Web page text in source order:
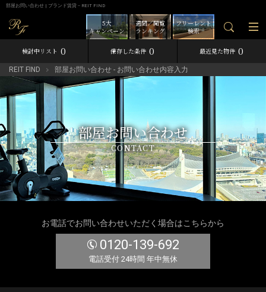
部屋お問い合わせ | ブランド賃貸－REIT FIND
フリーレント
検索
週間／閲覧
ランキング
5大
キャンペーン
検討中リスト 0 保存した条件 0 最近見た物件 0
REIT FIND 部屋お問い合わせ - お問い合わせ内容入力
部屋お問い合わせ
CONTACT
お電話でお問い合わせいただく場合はこちらから
0120-139-692
電話受付 24時間 年中無休